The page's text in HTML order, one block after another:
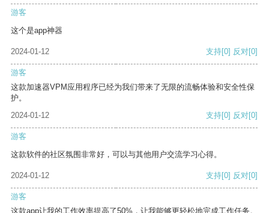
游客
这个是app神器
2024-01-12 支持[0] 反对[0]
游客
这款加速器VPM应用程序已经为我们带来了无限的流畅体验和安全性保
护。
2024-01-12
支持[0] 反对[0]
游客
这款软件的社区氛围非常好，可以与其他用户交流学习心得。
2024-01-12 支持[0] 反对[0]
游客
这款app让我的工作效率提高了50%，让我能够更轻松地完成工作任务。